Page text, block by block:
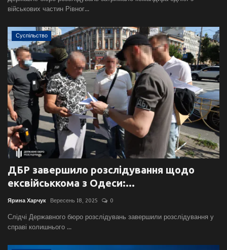
військових частин Рівног...
Суспільство
ДБР завершило розслідування щодо
ексвійськкома з Одеси:...
Ярина Харчук Вересень 18, 2025 0
Слідчі Державного бюро розслідувань завершили розслідування у
справі колишнього ...